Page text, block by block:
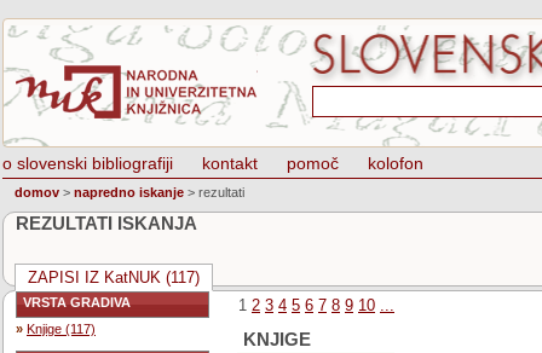
o slovenski bibliografiji kontakt pomoč kolofon
domov > napredno iskanje > rezultati
REZULTATI ISKANJA
ZAPISI IZ KatNUK (117)
VRSTA GRADIVA
» Knjige (117)
1 2 3 4 5 6 7 8 9 10 ...
KNJIGE